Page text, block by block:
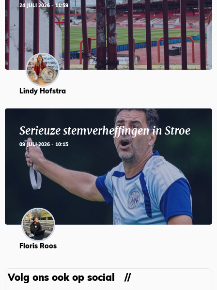
24 JULI 2026 - 11:59
Lindy Hofstra
Serieuze stemverheffingen in Stroe
09 JULI 2026 - 10:15
Floris Roos
Volg ons ook op social